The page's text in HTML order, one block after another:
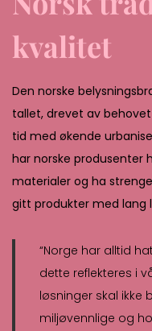
kvalitet
Den norske
tallet, drevet av
tid med økende
har norske produsenter
materialer og ha
gitt produkter med lang
“Norge har alltid
dette reflekteres i
løsninger skal
miljøvennlige og